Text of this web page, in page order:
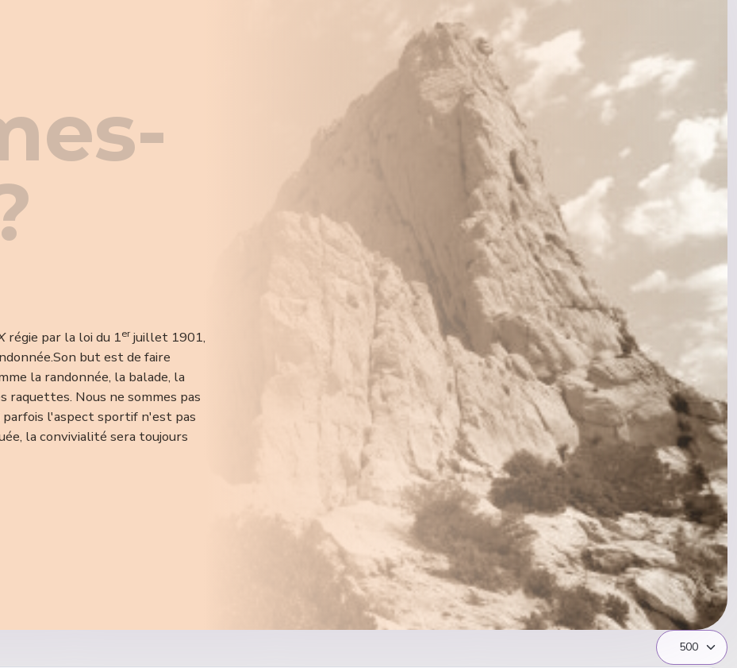
régie par la loi du 1erjuillet 1901,
but est de faire
la randonnée, la balade, la
raquettes. Nous ne sommes pas
l'aspect sportif n'est pas
la convivialité sera toujours
Afficher #